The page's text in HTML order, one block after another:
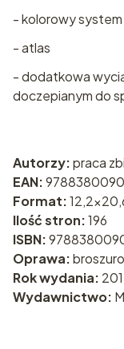
- kolorowy
- atlas
- dodatkowa
doczepianym do
Autorzy:praca
EAN:
Format:
Ilość stron:196
ISBN:
Oprawa:
Rok wydania:
Wydawnictwo: